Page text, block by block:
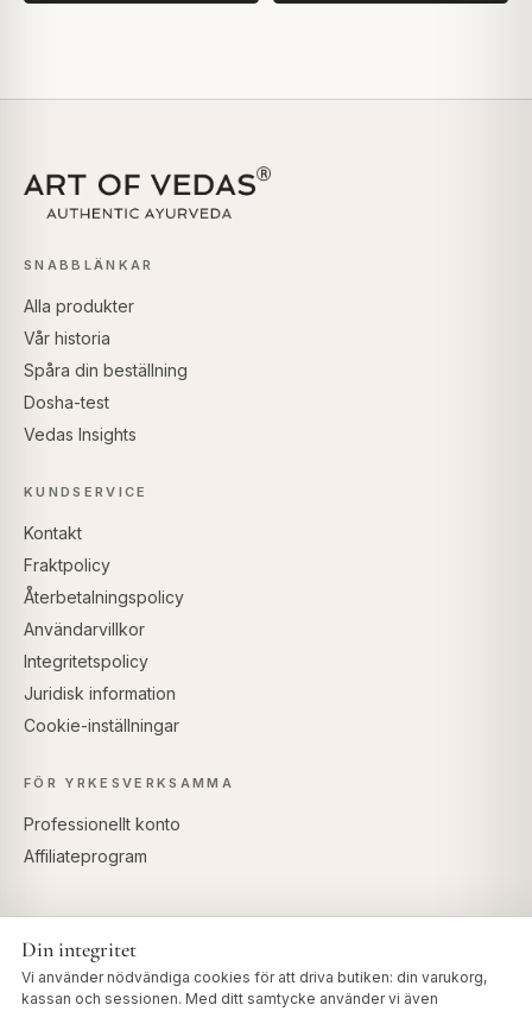
SNABBLÄNKAR
Alla produkter
Vår historia
Spåra din beställning
Dosha-test
Vedas Insights
KUNDSERVICE
Kontakt
Fraktpolicy
Återbetalningspolicy
Användarvillkor
Integritetspolicy
Juridisk information
Cookie-inställningar
FÖR YRKESVERKSAMMA
Professionellt konto
Affiliateprogram
Din integritet
Vi använder nödvändiga cookies för att driva butiken: din varukorg,
kassan och sessionen. Med ditt samtycke använder vi även